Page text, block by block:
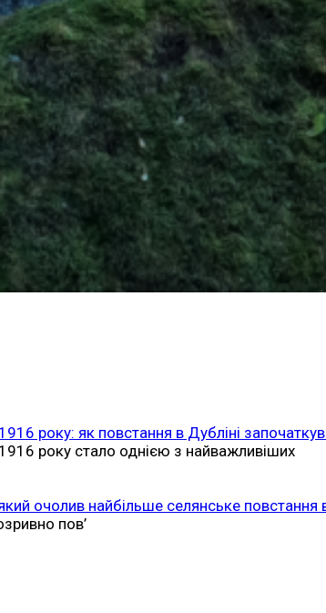
року: як повстання в Дубліні
року стало однією з найважливіших
очолив найбільше селянське повстання в
пов’